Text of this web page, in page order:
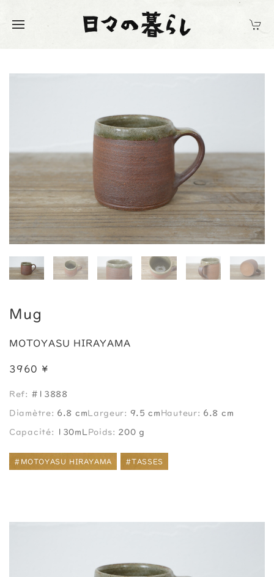
Mug
MOTOYASU HIRAYAMA
3960 ¥
Ref: #13888
Diamètre: 6.8 cmLargeur: 9.5 cm Hauteur: 6.8 cm
Capacité: 130mL Poids: 200 g
#MOTOYASU HIRAYAMA #TASSES